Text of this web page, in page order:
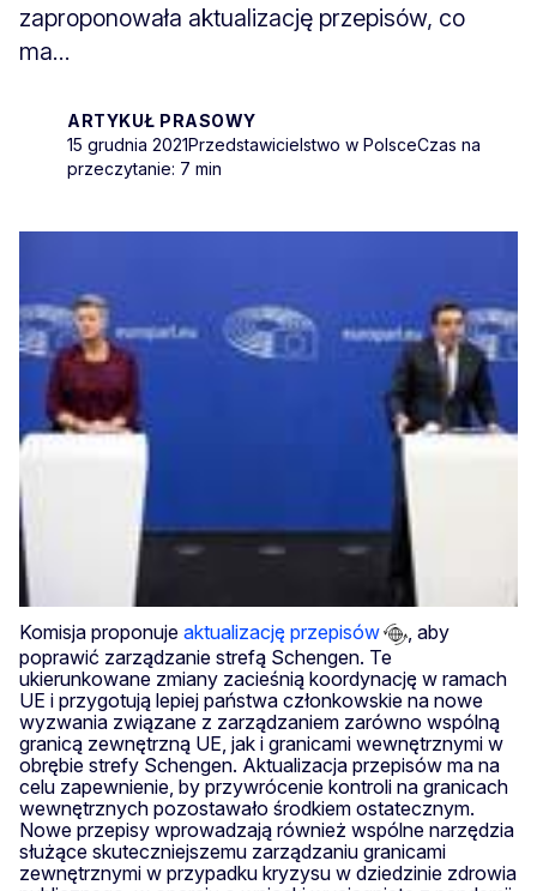
zaproponowała aktualizację przepisów, co
ma...
ARTYKUŁ PRASOWY
15 grudnia 2021Przedstawicielstwo w PolsceCzas na
przeczytanie: 7 min
Komisja proponuje aktualizację przepisów
, aby
poprawić zarządzanie strefą Schengen. Te
ukierunkowane zmiany zacieśnią koordynację w ramach
UE i przygotują lepiej państwa członkowskie na nowe
wyzwania związane z zarządzaniem zarówno wspólną
granicą zewnętrzną UE, jak i granicami wewnętrznymi w
obrębie strefy Schengen. Aktualizacja przepisów ma na
celu zapewnienie, by przywrócenie kontroli na granicach
wewnętrznych pozostawało środkiem ostatecznym.
Nowe przepisy wprowadzają również wspólne narzędzia
służące skuteczniejszemu zarządzaniu granicami
zewnętrznymi w przypadku kryzysu w dziedzinie zdrowia